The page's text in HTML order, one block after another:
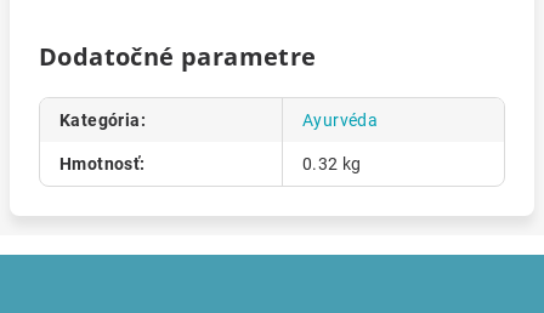
Dodatočné parametre
Kategória: Ayurvéda
Hmotnosť: 0.32 kg